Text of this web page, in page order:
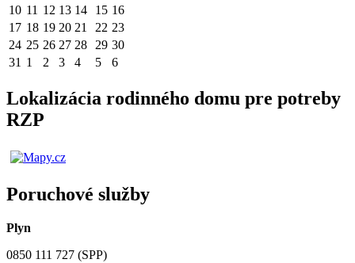
10 11 12 13 14 15 16
17 18 19 20 21 22 23
24 25 26 27 28 29 30
31 1 2 3 4 5 6
Lokalizácia rodinného domu pre potreby
RZP
Poruchové služby
Plyn
0850 111 727 (SPP)